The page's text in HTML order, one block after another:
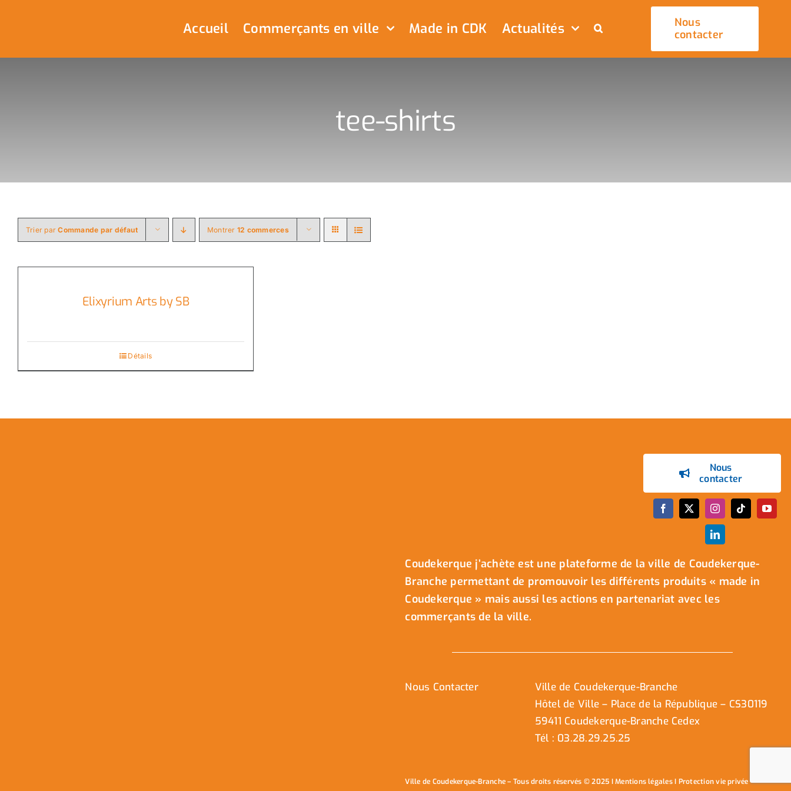
Accueil Commerçants en ville Made in CDK Actualités
Nous
contacter
tee-shirts
Trier parCommande par défaut Montrer 12 commerces
Elixyrium Arts by SB
Détails
Nous
contacter
Coudekerque j’achète est une plateforme de la ville de Coudekerque-
Branche permettant de promouvoir les différents produits « made in
Coudekerque » mais aussi les actions en partenariat avec les
commerçants de la ville.
Nous Contacter
Ville de Coudekerque-Branche
Hôtel de Ville – Place de la République – CS30119
59411 Coudekerque-Branche Cedex
Tél : 03.28.29.25.25
Ville de Coudekerque-Branche – Tous droits réservés © 2025 IMentions légalesI Protection vie privée